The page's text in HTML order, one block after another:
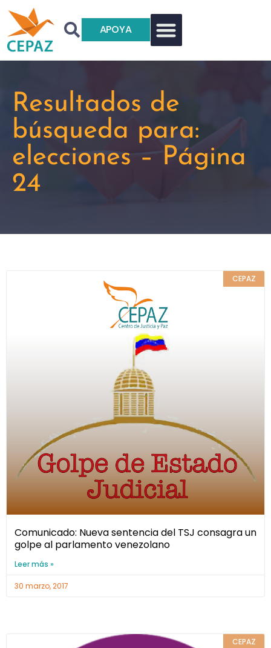
APOYA
Resultados de
búsqueda para:
elecciones – Página
24
CEPAZ
Comunicado: Nueva sentencia del TSJ consagra un
golpe al parlamento venezolano
Leer más »
30 marzo, 2017
CEPAZ